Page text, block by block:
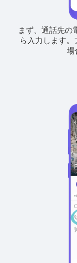
まず、通話先の
ら入力します。
場